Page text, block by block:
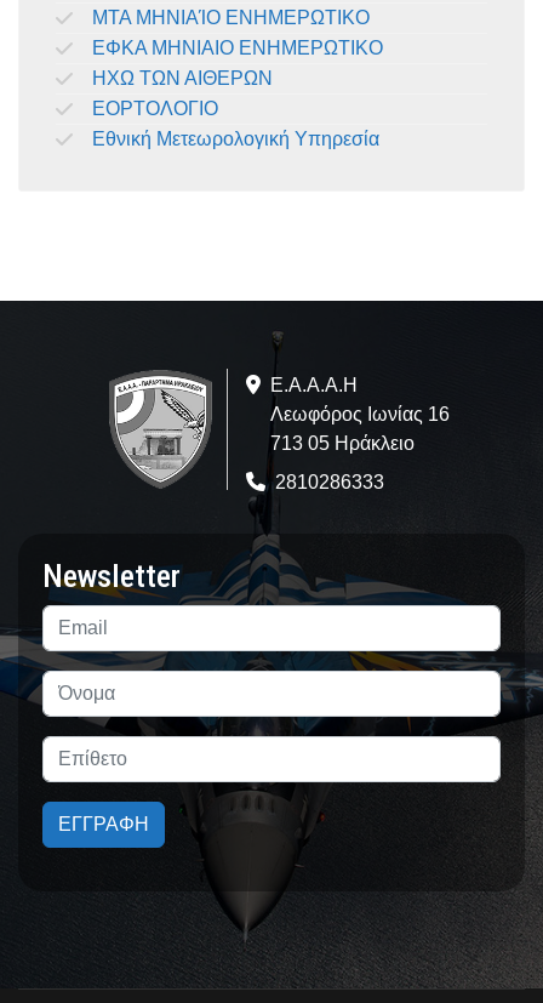
ΜΤΑ ΜΗΝΙΑΊΟ ΕΝΗΜΕΡΩΤΙΚΟ
ΕΦΚΑ ΜΗΝΙΑΙΟ ΕΝΗΜΕΡΩΤΙΚΟ
ΗΧΩ ΤΩΝ ΑΙΘΕΡΩΝ
ΕΟΡΤΟΛΟΓΙΟ
Εθνική Μετεωρολογική Υπηρεσία
Ε.A.Α.Α.Η
Λεωφόρος Ιωνίας 16
713 05 Ηράκλειο
2810286333
Newsletter
ΕΓΓΡΑΦΗ